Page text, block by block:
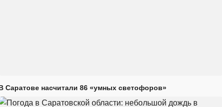
Саратове насчитали 86 «умных светофоров»